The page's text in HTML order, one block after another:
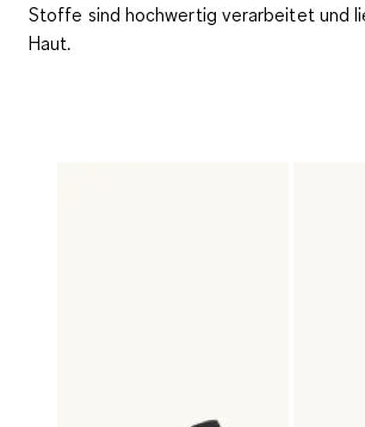
Stoffe sind hochwertig verarbeitet und
Haut.